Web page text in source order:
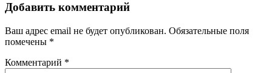
Добавить комментарий
Ваш адрес email не будет опубликован. Обязательные поля
помечены *
Комментарий *